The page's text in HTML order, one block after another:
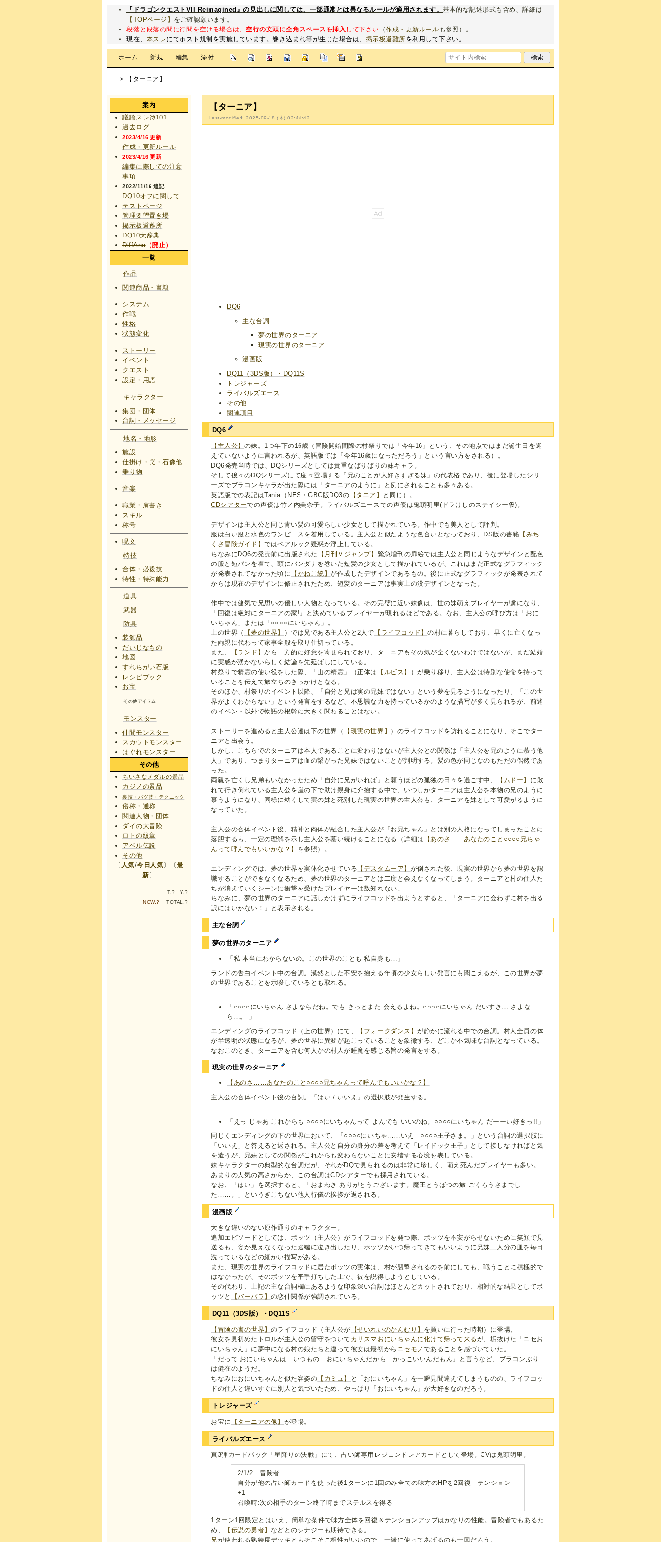
『ドラゴンクエストVII Reimagined』の見出しに関しては、一部通常とは異なるルールが適用されます。基本的な記述形式も含め、詳細は
【TOPページ】 をご確認願います。
段落と段落の間に行間を空ける場合は、 空行の文頭に全角スペースを挿入 して下さい （作成・更新ルール も参照）。
現在、 本スレにてホスト規制を実施しています。巻き込まれ等が生じた場合は、 掲示板避難所を利用して下さい。
ホーム 新規 編集 添付
> 【ターニア】
【ターニア】
Last-modified: 2025-09-18 (木) 02:44:42
DQ6
主な台詞
夢の世界のターニア
現実の世界のターニア
漫画版
DQ11（3DS版）・DQ11S
トレジャーズ
ライバルズエース
その他
関連項目
DQ6
【主人公】 の妹。1つ年下の16歳（冒険開始間際の村祭りでは「今年16」という、その地点ではまだ誕生日を迎
えていないように言われるが、英語版では「今年16歳になっただろう」という言い方をされる）。
DQ6発売当時では、DQシリーズとしては貴重なばりばりの妹キャラ。
そして後々のDQシリーズにて度々登場する「兄のことが大好きすぎる妹」の代表格であり、後に登場したシリ
ーズでブラコンキャラが出た際には「ターニアのように」と例にされることも多々ある。
英語版での表記はTania（NES・GBC版DQ3の 【タニア】
と同じ）。
CDシアターでの声優は竹ノ内美奈子。ライバルズエースでの声優は鬼頭明里(ドラけしのステイシー役)。
デザインは主人公と同じ青い髪の可愛らしい少女として描かれている。作中でも美人として評判。
服は白い服と水色のワンピースを着用している。主人公と似たような色合いとなっており、DS版の書籍 【みち
くさ冒険ガイド】ではペアルック疑惑が浮上している。
ちなみにDQ6の発売前に出版された
【月刊Ｖジャンプ】 緊急増刊の扉絵では主人公と同じようなデザインと配色
の服と短パンを着て、頭にバンダナを巻いた短髪の少女として描かれているが、これはまだ正式なグラフィック
が発表されてなかった頃に 【かねこ統】が作成したデザインであるもの。後に正式なグラフィックが発表されて
からは現在のデザインに修正されたため、短髪のターニアは事実上の没デザインとなった。
作中では健気で兄思いの優しい人物となっている。その完璧に近い妹像は、世の妹萌えプレイヤーが虜になり、
「回復は絶対にターニアの家!」と決めているプレイヤーが現れるほどである。なお、主人公の呼び方は「おに
いちゃん」または「○○○○にいちゃん」。
上の世界（
【夢の世界】 ）では兄である主人公と2人で 【ライフコッド】の村に暮らしており、早くに亡くなっ
た両親に代わって家事全般を取り仕切っている。
また、
【ランド】から一方的に好意を寄せられており、ターニアもその気が全くないわけではないが、まだ結婚
に実感が湧かないらしく結論を先延ばしにしている。
村祭りで精霊の使い役をした際、「山の精霊」（正体は
【ルビス】
）が乗り移り、主人公は特別な使命を持って
いることを伝えて旅立ちのきっかけとなる。
そのほか、村祭りのイベント以降、「自分と兄は実の兄妹ではない」という夢を見るようになったり、「この世
界がよくわからない」という発言をするなど、不思議な力を持っているかのような描写が多く見られるが、前述
のイベント以外で物語の根幹に大きく関わることはない。
ストーリーを進めると主人公達は下の世界（ 【現実の世界】
）のライフコッドを訪れることになり、そこでター
ニアと出会う。
しかし、こちらでのターニアは本人であることに変わりはないが主人公との関係は「主人公を兄のように慕う他
人」であり、つまりターニアは血の繋がった兄妹ではないことが判明する。髪の色が同じなのもただの偶然であ
った。
両親を亡くし兄弟もいなかったため「自分に兄がいれば」と願うほどの孤独の日々を過ごす中、
【ムドー】 に敗
れて行き倒れている主人公を崖の下で助け親身に介抱する中で、いつしかターニアは主人公を本物の兄のように
慕うようになり、同様に幼くして実の妹と死別した現実の世界の主人公も、ターニアを妹として可愛がるように
なっていた。
主人公の合体イベント後、精神と肉体が融合した主人公が「お兄ちゃん」とは別の人格になってしまったことに
落胆するも、一定の理解を示し主人公を慕い続けることになる（詳細は
【あのさ……あなたのこと○○○○兄ちゃ
んって呼んでもいいかな？】 を参照）。
エンディングでは、夢の世界を実体化させている 【デスタムーア】 が倒された後、現実の世界から夢の世界を認
識することができなくなるため、夢の世界のターニアとは二度と会えなくなってしまう。ターニアと村の住人た
ちが消えていくシーンに衝撃を受けたプレイヤーは数知れない。
ちなみに、夢の世界のターニアに話しかけずにライフコッドを出ようとすると、「ターニアに会わずに村を出る
訳にはいかない！」と表示される。
主な台詞
夢の世界のターニア
「私 本当にわからないの。この世界のことも 私自身も…」
ランドの告白イベント中の台詞。漠然とした不安を抱える年頃の少女らしい発言にも聞こえるが、この世界が夢
の世界であることを示唆しているとも取れる。
「○○○○にいちゃん さよならだね。でも きっとまた 会えるよね。○○○○にいちゃん だいすき… さよな
ら…。 」
エンディングのライフコッド（上の世界）にて、
【フォークダンス】が静かに流れる中での台詞。村人全員の体
が半透明の状態になるが、夢の世界に異変が起こっていることを象徴する、どこか不気味な台詞となっている。
なおこのとき、ターニアを含む何人かの村人が睡魔を感じる旨の発言をする。
現実の世界のターニア
【あのさ……あなたのこと○○○○兄ちゃんって呼んでもいいかな？】
主人公の合体イベント後の台詞。「はい / いいえ」の選択肢が発生する。
「えっ じゃあ これからも ○○○○にいちゃんって よんでも いいのね。○○○○にいちゃん だーーい好きっ!!」
同じくエンディングの下の世界において、「○○○○にいちゃ……いえ ○○○○王子さま。」という台詞の選択肢に
「いいえ」と答えると返される。主人公と自分の身分の差を考えて「レイドック王子」として接しなければと気
を遣うが、兄妹としての関係がこれからも変わらないことに安堵する心境を表している。
妹キャラクターの典型的な台詞だが、それがDQで見られるのは非常に珍しく、萌え死んだプレイヤーも多い。
あまりの人気の高さからか、この台詞はCDシアターでも採用されている。
なお、「はい」を選択すると、「おまねき ありがとうございます。魔王とうばつの旅 ごくろうさまでし
た……。」というぎこちない他人行儀の挨拶が返される。
漫画版
大きな違いのない原作通りのキャラクター。
追加エピソードとしては、ボッツ（主人公）がライフコッドを発つ際、ボッツを不安がらせないために笑顔で見
送るも、姿が見えなくなった途端に泣き出したり、ボッツがいつ帰ってきてもいいように兄妹二人分の皿を毎日
洗っているなどの細かい描写がある。
また、現実の世界のライフコッドに居たボッツの実体は、村が襲撃されるのを前にしても、戦うことに積極的で
はなかったが、そのボッツを平手打ちした上で、彼を説得しようとしている。
その代わり、上記の主な台詞欄にあるような印象深い台詞はほとんどカットされており、相対的な結果としてボ
ッツと
【バーバラ】 の恋仲関係が強調されている。
DQ11（3DS版）・DQ11S
【冒険の書の世界】 のライフコッド（主人公が 【せいれいのかんむり】 を買いに行った時期）に登場。
彼女を見初めたトロルが主人公の留守をついて カリスマおにいちゃんに化けて帰って来るが、垢抜けた「ニセお
にいちゃん」に夢中になる村の娘たちと違って彼女は最初から ニセモノ であることを感づいていた。
「だって おにいちゃんは いつもの おにいちゃんだから かっこいいんだもん」と言うなど、ブラコンぶり
は健在のようだ。
ちなみにおにいちゃんと似た容姿の 【カミュ】
と「おにいちゃん」を一瞬見間違えてしまうものの、ライフコッ
ドの住人と違いすぐに別人と気づいたため、やっぱり「おにいちゃん」が大好きなのだろう。
トレジャーズ
お宝に 【ターニアの像】 が登場。
ライバルズエース
真3弾カードパック「星降りの決戦」にて、占い師専用レジェンドレアカードとして登場。CVは鬼頭明里。
2/1/2 冒険者
自分が他の占い師カードを使った後1ターンに1回のみ全ての味方のHPを2回復 テンション
+1
召喚時:次の相手のターン終了時までステルスを得る
1ターン1回限定とはいえ、簡単な条件で味方全体を回復＆テンションアップはかなりの性能。冒険者でもあるた
め、
【伝説の勇者】 などとのシナジーも期待できる。
兄が使われる熟練度デッキともそこそこ相性がいいので、一緒に使ってあげるのも一興だろう。
案内
議論スレ@101
過去ログ
2023/4/16 更新
作成・更新ルール
2023/4/16 更新
編集に際しての注意
事項
2022/11/16 追記
DQ10オフに関して
テストページ
管理要望置き場
掲示板避難所
DQ10大辞典
DiffAna（廃止）
一覧
作品
関連商品・書籍
システム
作戦
性格
状態変化
ストーリー
イベント
クエスト
設定・用語
キャラクター
集団・団体
台詞・メッセージ
地名・地形
施設
仕掛け・罠・石像他
乗り物
音楽
職業・肩書き
スキル
称号
呪文
特技
合体・必殺技
特性・特殊能力
道具
武器
防具
装飾品
だいじなもの
地図
すれちがい石版
レシピブック
お宝
その他アイテム
モンスター
仲間モンスター
スカウトモンスター
はぐれモンスター
その他
ちいさなメダルの景品
カジノの景品
裏技・バグ技・テクニック
俗称・通称
関連人物・団体
ダイの大冒険
ロトの紋章
アベル伝説
その他
〔 人気/今日人気〕〔最
新 〕
T.? Y.?
NOW.? TOTAL.?